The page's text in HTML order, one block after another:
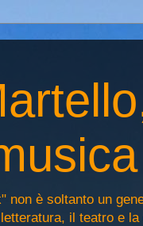
non è soltanto un
il teatro e